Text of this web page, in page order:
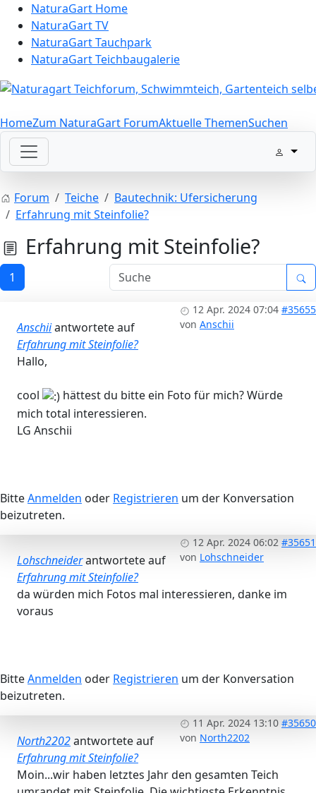
NaturaGart Home
NaturaGart TV
NaturaGart Tauchpark
NaturaGart Teichbaugalerie
HomeZum NaturaGart ForumAktuelle ThemenSuchen
Forum Teiche
Bautechnik: Ufersicherung
Erfahrung mit Steinfolie?
Erfahrung mit Steinfolie?
1
12 Apr. 2024 07:04 #35655
von Anschii
Anschiiantwortete auf
Erfahrung mit Steinfolie?
Hallo,
cool
hättest du bitte ein Foto für mich? Würde
mich total interessieren.
LG Anschii
BitteAnmelden oder Registrieren um der Konversation
beizutreten.
12 Apr. 2024 06:02 #35651
von Lohschneider
Lohschneiderantwortete auf
Erfahrung mit Steinfolie?
da würden mich Fotos mal interessieren, danke im
voraus
BitteAnmelden oder Registrieren um der Konversation
beizutreten.
11 Apr. 2024 13:10 #35650
von North2202
North2202antwortete auf
Erfahrung mit Steinfolie?
Moin...wir haben letztes Jahr den gesamten Teich